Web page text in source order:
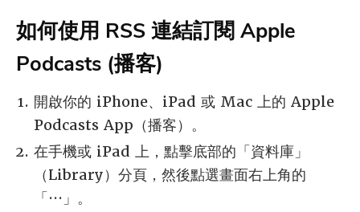
如何使用 RSS 連結訂閱 Apple
Podcasts (播客)
開啟你的 iPhone、iPad 或 Mac 上的 Apple
Podcasts App（播客）。
在手機或 iPad 上，點擊底部的「資料庫」
（Library）分頁，然後點選畫面右上角的
「···」。